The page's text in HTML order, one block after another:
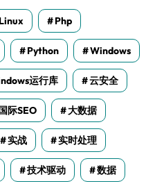
Linux Php
Python Windows
运行库 云安全
际SEO 大数据
实战 实时处理
技术驱动 数据